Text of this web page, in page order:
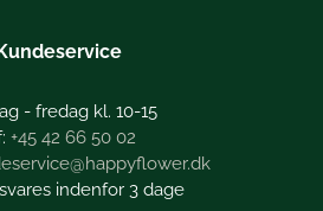
Kundeservice
- fredag kl. 10-15
+45 42 66 50 02
indenfor 3 dage